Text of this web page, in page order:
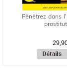
Pénétrez dans